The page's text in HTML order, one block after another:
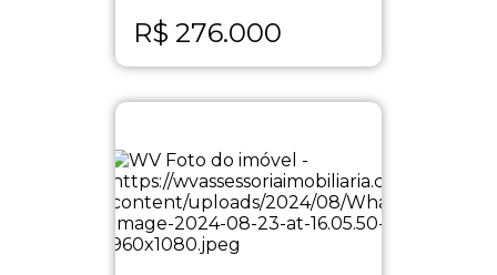
R$ 276.000